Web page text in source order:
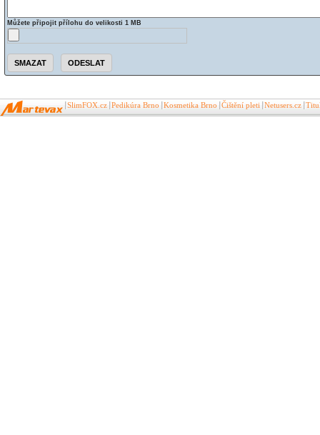
Můžete připojit přílohu do velikosti 1 MB
SlimFOX.cz Pedikúra Brno Kosmetika Brno Čištění pleti Netusers.cz